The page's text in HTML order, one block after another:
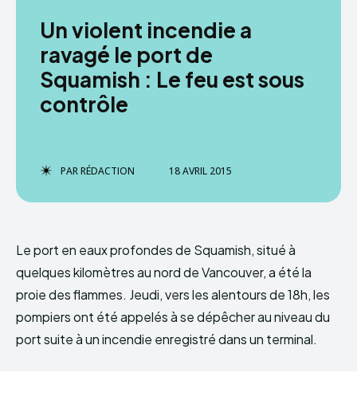
Un violent incendie a
ravagé le port de
Squamish : Le feu est sous
contrôle
PARRÉDACTION 18 AVRIL 2015
Le port en eaux profondes de Squamish, situé à
quelques kilomètres au nord de Vancouver, a été la
proie des flammes. Jeudi, vers les alentours de 18h, les
pompiers ont été appelés à se dépêcher au niveau du
port suite à un incendie enregistré dans un terminal.